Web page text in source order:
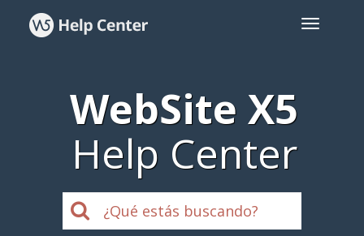
WebSite X5
Help Center